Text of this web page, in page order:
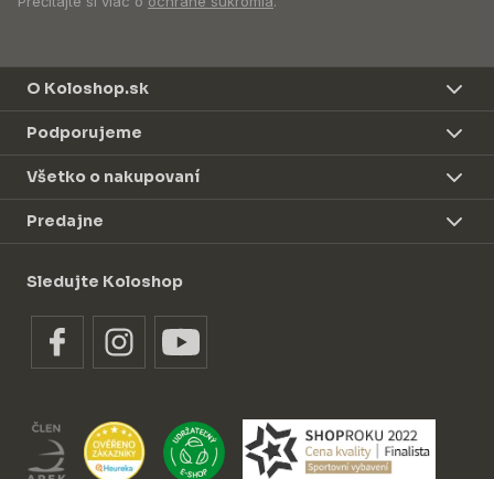
O Koloshop.sk
Podporujeme
Všetko o nakupovaní
Predajne
Sledujte Koloshop